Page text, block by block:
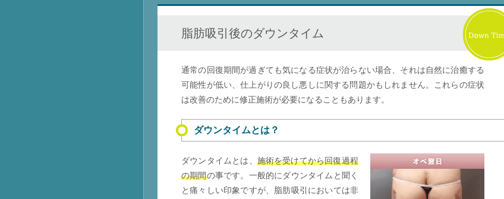
脂肪吸引後のダウンタイム
通常の回復期間が過ぎても気になる症状が治らない場合、それは自然に治癒する
可能性が低い、仕上がりの良し悪しに関する問題かもしれません。これらの症状
は改善のために修正施術が必要になることもあります。
ダウンタイムとは？
ダウンタイムとは、 施術を受けてから回復過程
の期間の事です。一般的にダウンタイムと聞く
と痛々しい印象ですが、脂肪吸引においては非